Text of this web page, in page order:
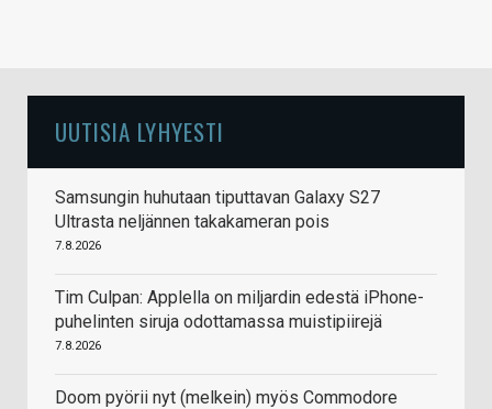
UUTISIA LYHYESTI
Samsungin huhutaan tiputtavan Galaxy S27
Ultrasta neljännen takakameran pois
7.8.2026
Tim Culpan: Applella on miljardin edestä iPhone-
puhelinten siruja odottamassa muistipiirejä
7.8.2026
Doom pyörii nyt (melkein) myös Commodore